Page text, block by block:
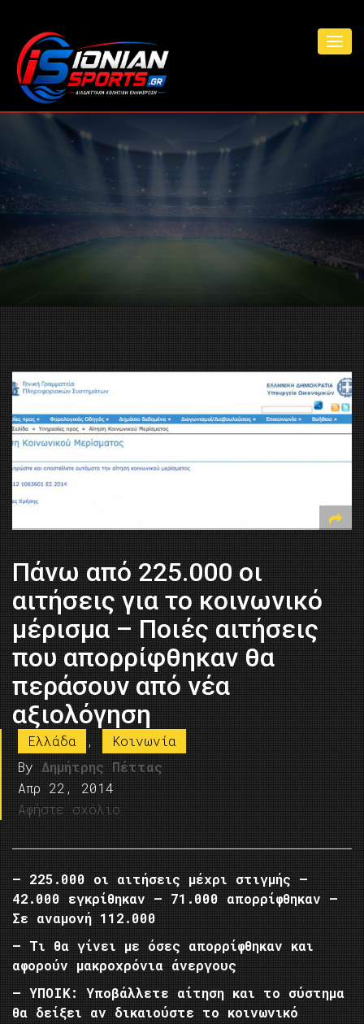
Πάνω από 225.000 οι
αιτήσεις για το κοινωνικό
μέρισμα – Ποιές αιτήσεις
που απορρίφθηκαν θα
περάσουν από νέα
αξιολόγηση
Ελλάδα ,
Κοινωνία
By Δημήτρης Πέττας
Απρ 22, 2014
Αφήστε σχόλιο
– 225.000 οι αιτήσεις μέχρι στιγμής –
42.000 εγκρίθηκαν – 71.000 απορρίφθηκαν –
Σε αναμονή 112.000
– Τι θα γίνει με όσες απορρίφθηκαν και
αφορούν μακροχρόνια άνεργους
– ΥΠΟΙΚ: Υποβάλλετε αίτηση και το σύστημα
θα δείξει αν δικαιούστε το κοινωνικό